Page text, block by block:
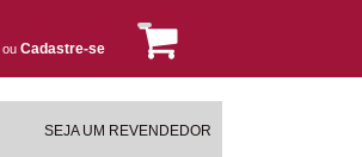
ou Cadastre-se
SEJA UM REVENDEDOR